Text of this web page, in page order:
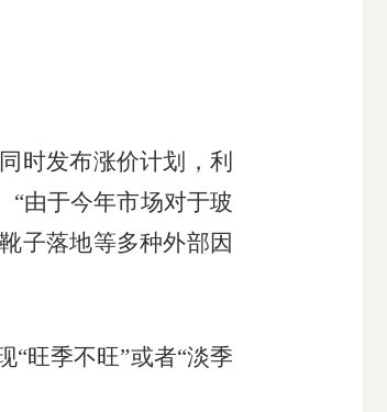
时发布涨价计划，利
“由于今年市场对于玻
子落地等多种外部因
“旺季不旺”或者“淡季